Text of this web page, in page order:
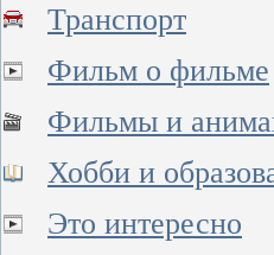
Транспорт
Фильм о фильме
Фильмы и
Хобби и
Это интересно